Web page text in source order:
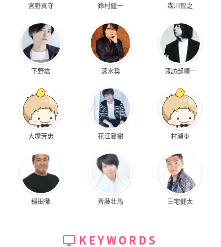
宮野真守 鈴村健一 森川智之
下野紘 速水奨 諏訪部順一
大塚芳忠 花江夏樹 村瀬歩
稲田徹 斉藤壮馬 三宅健太
KEYWORDS